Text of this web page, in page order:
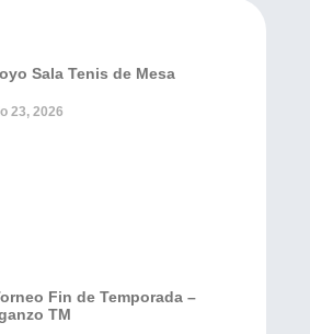
Sala Tenis de Mesa
23, 2026
Fin de Temporada –
TM